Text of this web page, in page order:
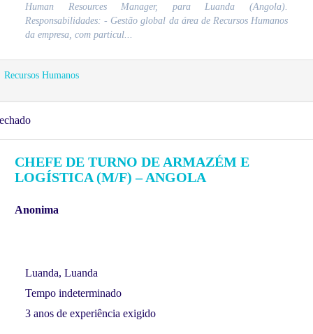
Human Resources Manager, para Luanda (Angola).
Responsabilidades: - Gestão global da área de Recursos Humanos
da empresa, com particul...
Recursos Humanos
CHEFE DE TURNO DE ARMAZÉM E
LOGÍSTICA (M/F) – ANGOLA
Anonima
Luanda, Luanda
Tempo indeterminado
3 anos de experiência exigido